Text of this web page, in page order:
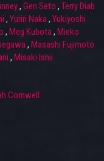
, Gen Seto , Terry Diab
, Yuriri Naka, Yukiyoshi
, Meg Kubota, Mieko
, Masashi Fujimoto
, Misaki Ishii
Cornwell